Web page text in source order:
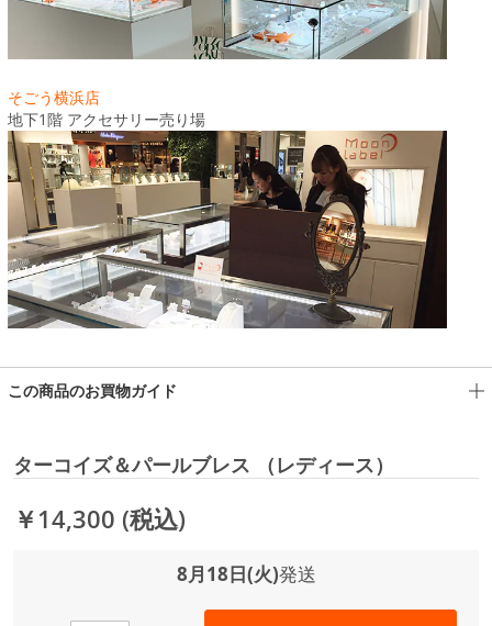
そごう横浜店
地下1階 アクセサリー売り場
この商品のお買物ガイド
ターコイズ＆パールブレス （レディース）
￥14,300 (税込)
8月18日(火)発送